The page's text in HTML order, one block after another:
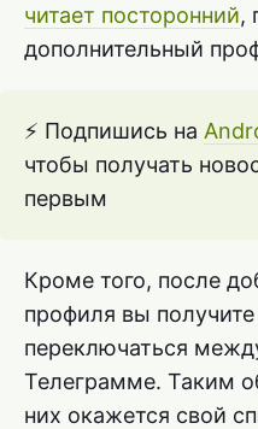
читает посторонний,
дополнительный
⚡ Подпишись на
чтобы получать
первым
Кроме того, после
профиля вы
переключаться
Телеграмме. Таким
них окажется свой